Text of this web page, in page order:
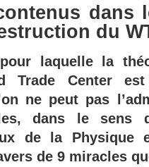
dans
du
laquelle la
Trade Center est
ne peut pas
dans le
de la
de 9 miracles